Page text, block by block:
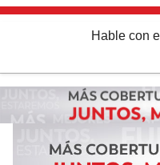
Hable con el